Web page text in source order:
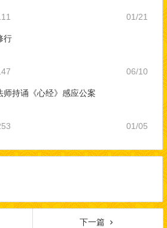
01/21
行
06/10
师持诵《心经》感应公案
01/05
下一篇